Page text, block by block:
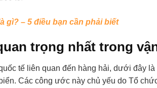
gì? – 5 điều bạn cần phải biết
trọng nhất trong
tế liên quan đến hàng hải, dưới đây
Các công ước này chủ yếu do Tổ